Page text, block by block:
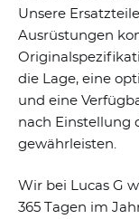
Unsere
Ausrüstungen
die Lage, eine
und eine
nach Einstellung
gewährleisten.
Wir bei Lucas G
365 Tagen im